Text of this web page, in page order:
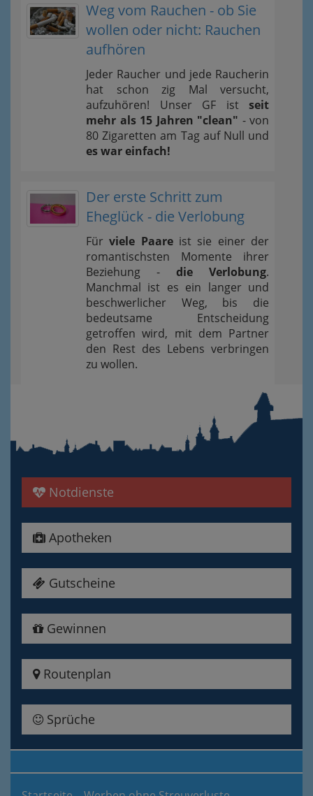
Weg vom Rauchen - ob Sie
wollen oder nicht: Rauchen
aufhören
Jeder Raucher und jede Raucherin
hat schon zig Mal versucht,
aufzuhören! Unser GF ist seit
mehr als 15 Jahren "clean" - von
80 Zigaretten am Tag auf Null und
es war einfach!
Der erste Schritt zum
Eheglück - die Verlobung
Fürviele Paareist sie einer der
romantischsten Momente ihrer
Beziehung - die Verlobung.
Manchmal ist es ein langer und
beschwerlicher Weg, bis die
bedeutsame Entscheidung
getroffen wird, mit dem Partner
den Rest des Lebens verbringen
zu wollen.
Notdienste
Apotheken
Gutscheine
Gewinnen
Routenplan
Sprüche